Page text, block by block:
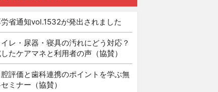
省通知vol.1532が発出されました
イレ・尿器・寝具の汚れにどう対応？
たケアマネと利用者の声（協賛）
評価と歯科連携のポイントを学ぶ無
ミナー（協賛）